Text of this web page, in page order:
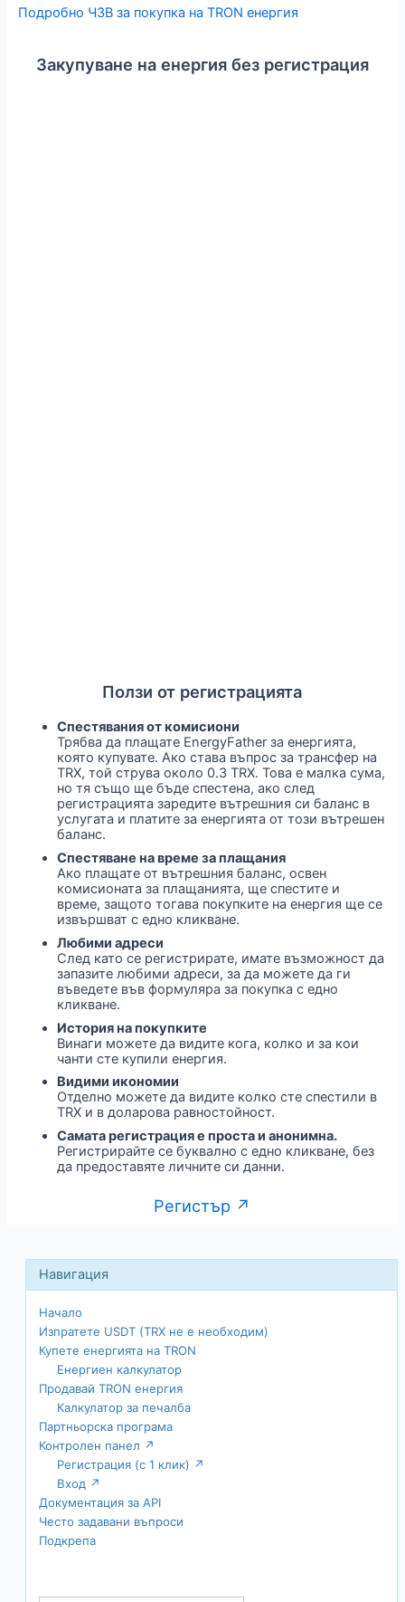
Подробно ЧЗВ за покупка на TRON енергия
Закупуване на енергия без регистрация
Ползи от регистрацията
Спестявания от комисиони
Трябва да плащате EnergyFather за енергията,
която купувате. Ако става въпрос за трансфер на
TRX, той струва около 0.3 TRX. Това е малка сума,
но тя също ще бъде спестена, ако след
регистрацията заредите вътрешния си баланс в
услугата и платите за енергията от този вътрешен
баланс.
Спестяване на време за плащания
Ако плащате от вътрешния баланс, освен
комисионата за плащанията, ще спестите и
време, защото тогава покупките на енергия ще се
извършват с едно кликване.
Любими адреси
След като се регистрирате, имате възможност да
запазите любими адреси, за да можете да ги
въведете във формуляра за покупка с едно
кликване.
История на покупките
Винаги можете да видите кога, колко и за кои
чанти сте купили енергия.
Видими икономии
Отделно можете да видите колко сте спестили в
TRX и в доларова равностойност.
Самата регистрация е проста и анонимна.
Регистрирайте се буквално с едно кликване, без
да предоставяте личните си данни.
Регистър ↗
Начало
Изпратете USDT (TRX не е необходим)
Купете енергията на TRON
Енергиен калкулатор
Продавай TRON енергия
Калкулатор за печалба
Партньорска програма
Контролен панел ↗
Регистрация (с 1 клик) ↗
Вход ↗
Документация за API
Често задавани въпроси
Подкрепа